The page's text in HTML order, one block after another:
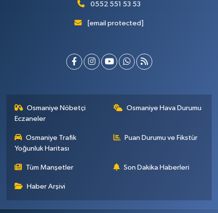
0552 551 53 53
[email protected]
Osmaniye Nöbetçi
Eczaneler
Osmaniye Hava Durumu
Osmaniye Trafik
Yoğunluk Haritası
Puan Durumu ve Fikstür
Tüm Manşetler Son Dakika Haberleri
Haber Arşivi